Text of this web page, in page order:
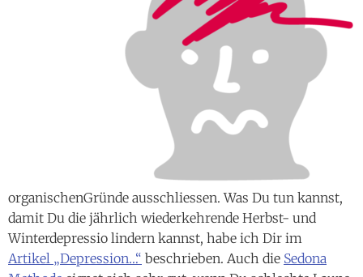
organischenGründe ausschliessen. Was Du tun kannst,
damit Du die jährlich wiederkehrende Herbst- und
Winterdepressio lindern kannst, habe ich Dir im
Artikel „Depression…“ beschrieben. Auch die Sedona